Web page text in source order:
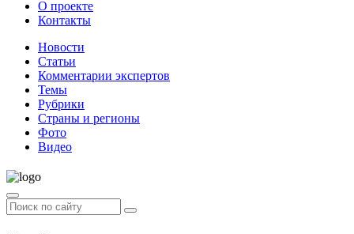
О проекте
Контакты
Новости
Статьи
Комментарии экспертов
Темы
Рубрики
Страны и регионы
Фото
Видео